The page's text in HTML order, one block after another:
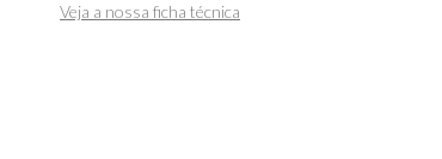
Veja a nossa ficha técnica